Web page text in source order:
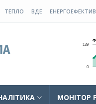
ТЕПЛО ВДЕ
МОНІТОР